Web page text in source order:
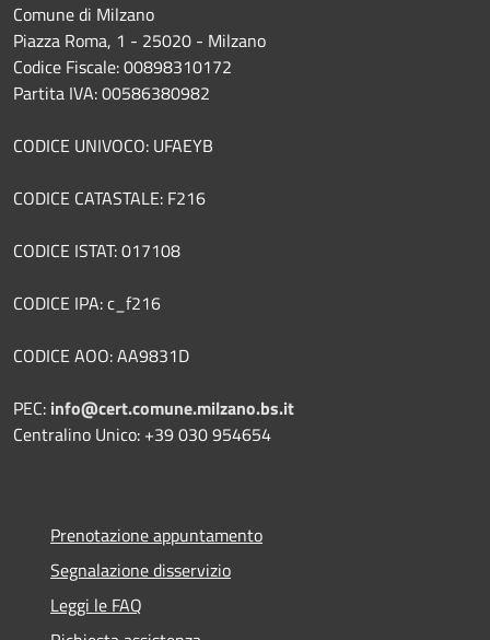
Comune di Milzano
Piazza Roma, 1 - 25020 - Milzano
Codice Fiscale: 00898310172
Partita IVA: 00586380982
CODICE UNIVOCO: UFAEYB
CODICE CATASTALE: F216
CODICE ISTAT: 017108
CODICE IPA: c_f216
CODICE AOO: AA9831D
PEC: info@cert.comune.milzano.bs.it
Centralino Unico: +39 030 954654
Prenotazione appuntamento
Segnalazione disservizio
Leggi le FAQ